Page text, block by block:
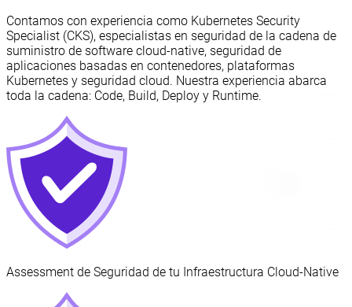
Contamos con experiencia como Kubernetes Security
Specialist (CKS), especialistas en seguridad de la cadena de
suministro de software cloud-native, seguridad de
aplicaciones basadas en contenedores, plataformas
Kubernetes y seguridad cloud. Nuestra experiencia abarca
toda la cadena: Code, Build, Deploy y Runtime.
Assessment de Seguridad de tu Infraestructura Cloud-Native